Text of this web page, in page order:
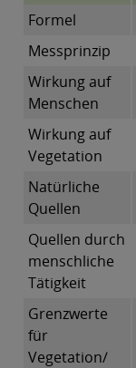
Formel
Messprinzip
Wirkung auf
Menschen
Wirkung auf
Vegetation
Natürliche
Quellen
Quellen durch
menschliche
Tätigkeit
Grenzwerte
für
Vegetation/